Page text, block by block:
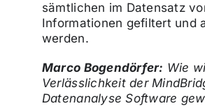
sämtlichen im Datensatz
Informationen gefiltert und
werden.
Marco Bogendörfer: Wie
Verlässlichkeit der
Datenanalyse Software